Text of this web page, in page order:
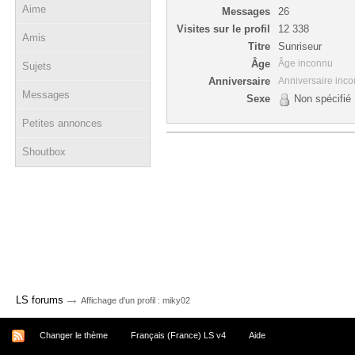
Aime
Amis
Sujets
Messages
Petites annonces
Shoutbox
Messages
26
Visites sur le profil
12 338
Titre
Sunriseur
Âge
Âge inconnu
Anniversaire Anniversaire
Sexe Non spécifié
LS forums → Affichage d'un profil : miky02
Changer le thème Français (France) LS v4 Aide